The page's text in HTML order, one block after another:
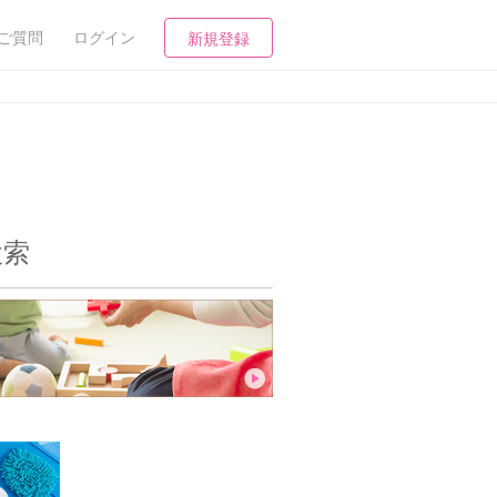
質問 ログイン 新規登録